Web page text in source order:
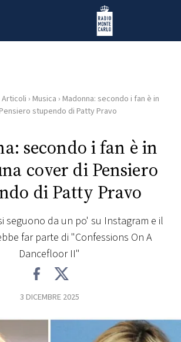
Radio Monte Carlo
Articoli › Musica › Madonna: secondo i fan è in
stupendo di Patty Pravo
secondo i fan è in
cover di Pensiero
di Patty Pravo
seguono da un po' su Instagram e il
far parte di "Confessions On A
Dancefloor II"
3 DICEMBRE 2025